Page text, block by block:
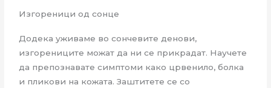
Изгореници од сонце
Додека уживаме во сончевите денови,
изгорениците можат да ни се прикрадат. Научете
да препознавате симптоми како црвенило, болка
и пликови на кожата. Заштитете се со